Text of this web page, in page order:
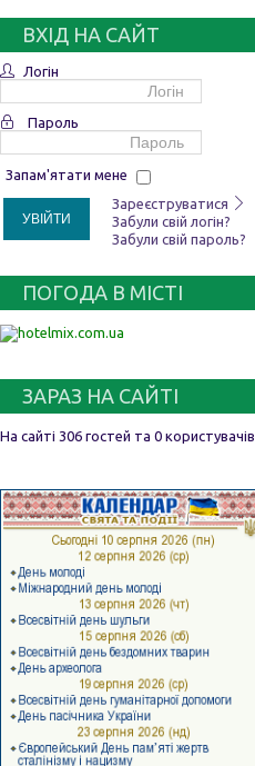
ВХІД НА САЙТ
Логін
Пароль
Запам'ятати мене
УВІЙТИ
Зареєструватися
Забули свій логін?
Забули свій пароль?
ПОГОДА В МІСТІ
ЗАРАЗ НА САЙТІ
На сайті 306 гостей та 0 користувачів